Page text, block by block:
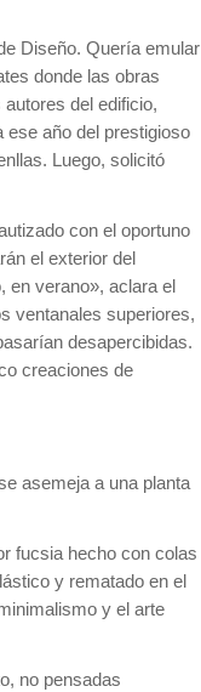
Diseño. Quería emular
donde las obras
del edificio,
ese año del prestigioso
Luego, solicitó
con el oportuno
el exterior del
en verano», aclara el
ventanales superiores,
desapercibidas.
creaciones de
asemeja a una planta
fucsia hecho con colas
y rematado en el
y el arte
no pensadas